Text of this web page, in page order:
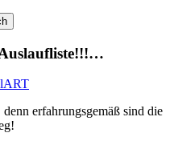
erfahrungsgemäß sind die